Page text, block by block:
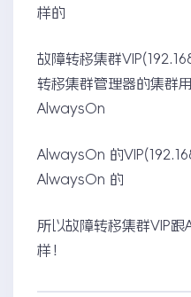
样的
故障转移集群
转移集群管理器的集群
AlwaysOn
AlwaysOn 的
AlwaysOn 的
所以故障转移集群VIP
样！